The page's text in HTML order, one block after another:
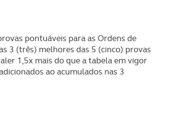
e tecnologias similares pode ter
pontuáveis para as Ordens de
3 (três) melhores das 5 (cinco) provas
1,5x mais do que a tabela em vigor
ao acumulados nas 3